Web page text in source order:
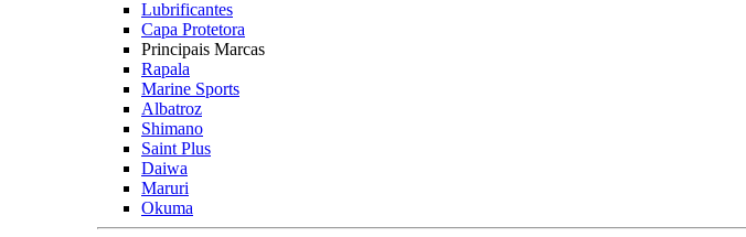
Lubrificantes
Capa Protetora
Principais Marcas
Rapala
Marine Sports
Albatroz
Shimano
Saint Plus
Daiwa
Maruri
Okuma